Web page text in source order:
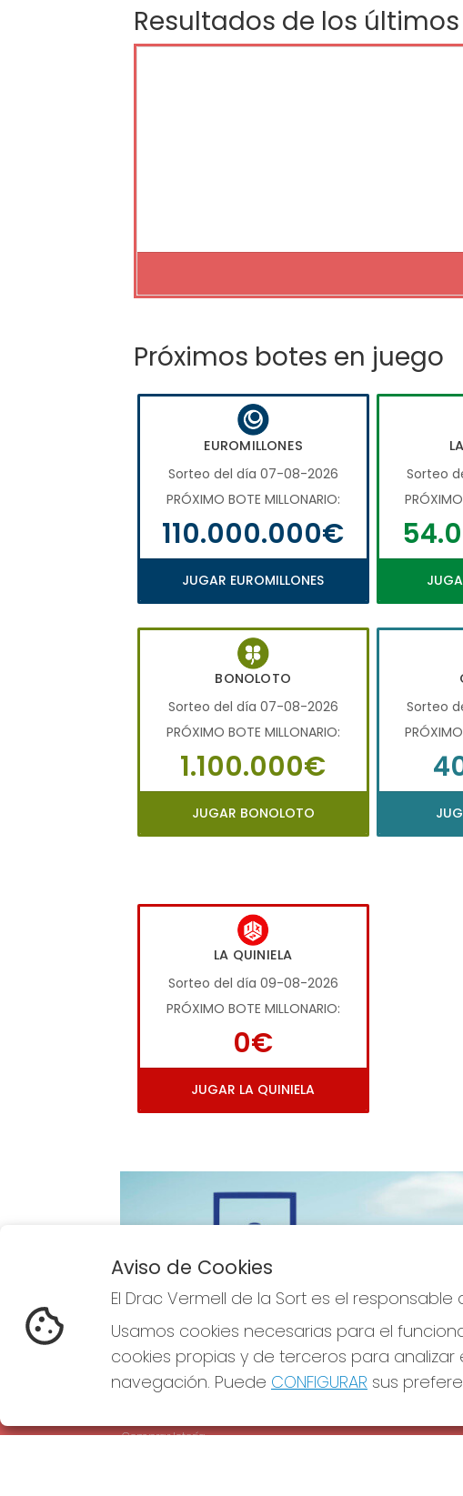
Resultados de los
Próximos botes en juego
EUROMILLONES
Sorteo del día 07-08-2026
PRÓXIMO BOTE MILLONARIO:
110.000.000€
JUGAR EUROMILLONES
Sorteo
BONOLOTO
Sorteo del día 07-08-2026
PRÓXIMO BOTE MILLONARIO:
1.100.000€
JUGAR BONOLOTO
Sorteo
LA QUINIELA
Sorteo del día 09-08-2026
PRÓXIMO BOTE MILLONARIO:
0€
JUGAR LA QUINIELA
EL DRAC VERMELL DE LA SORT
Comprar lotería
REDES
Aviso de Cookies
El Drac Vermell de la Sort es el
Usamos cookies necesarias para el
cookies propias y de terceros para
navegación. Puede CONFIGURAR sus